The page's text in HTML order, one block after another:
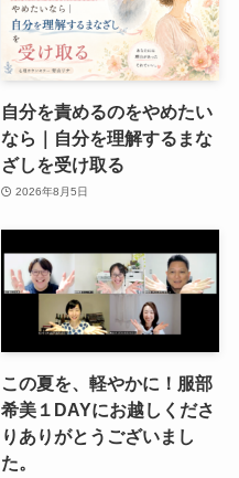
自分を責めるのをやめたい
なら｜自分を理解するまな
ざしを受け取る
2026年8月5日
この夏を、軽やかに！服部
希美１DAYにお越しくださ
りありがとうございまし
た。